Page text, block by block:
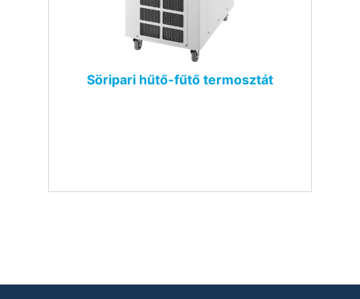
Söripari hűtő-fűtő termosztát